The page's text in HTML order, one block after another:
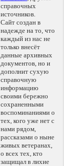
справочных
источников.
Сайт создан в
надежде на то, что
каждый из нас не
только внесёт
данные архивных
документов, но и
дополнит сухую
справочную
информацию
своими бережно
сохраненными
воспоминаниями о
тех, кого уже нет с
нами рядом,
рассказами о ныне
живых ветеранах,
о всех тех, кто
защищал в лихие